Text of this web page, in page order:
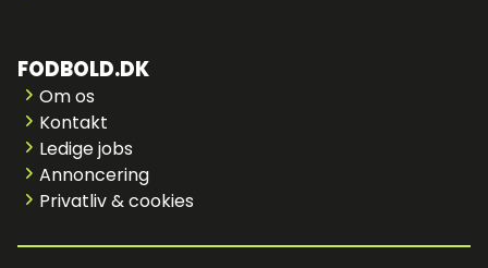
FODBOLD.DK
Om os
Kontakt
Ledige jobs
Annoncering
Privatliv & cookies